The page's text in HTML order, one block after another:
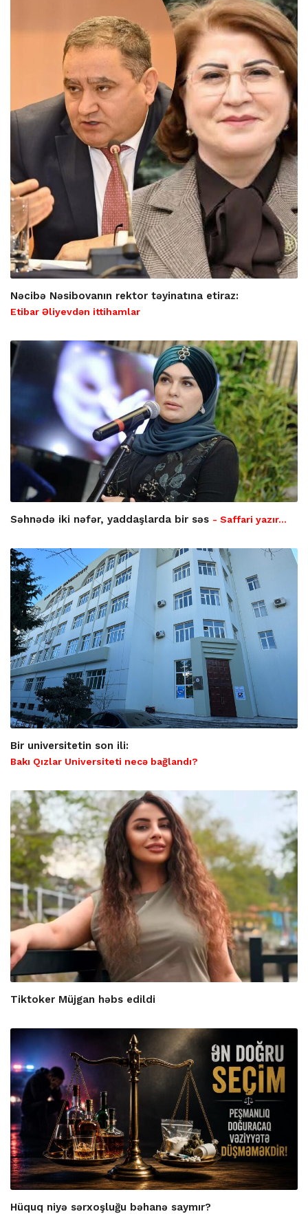
Nəcibə Nəsibovanın rektor təyinatına etiraz:
Etibar Əliyevdən ittihamlar
Səhnədə iki nəfər, yaddaşlarda bir səs - Saffari yazır…
Bir universitetin son ili:
Bakı Qızlar Universiteti necə bağlandı?
Tiktoker Müjgan həbs edildi
Hüquq niyə sərxoşluğu bəhanə saymır?